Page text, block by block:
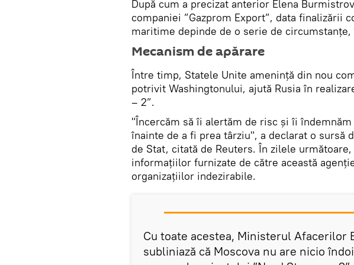
După cum a precizat anterior Elena
companiei ”Gazprom Export”, data finalizării
maritime depinde de o serie de
Mecanism de apărare
Între timp, Statele Unite amenință din nou
potrivit Washingtonului, ajută Rusia în
– 2”.
"Încercăm să îi alertăm de risc și îi
înainte de a fi prea târziu", a declarat o sursă
de Stat, citată de Reuters. În zilele
informațiilor furnizate de către această
organizațiilor indezirabile.
Cu toate acestea, Ministerul Afacerilor
subliniază că Moscova nu are nicio